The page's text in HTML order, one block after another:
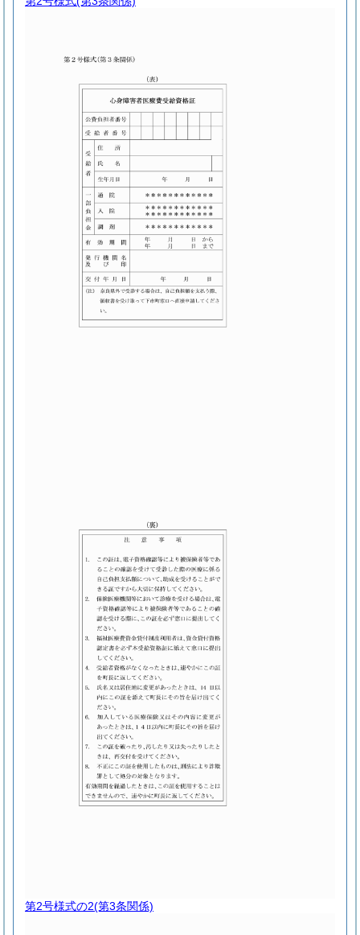
第2号様式の2(第3条関係)